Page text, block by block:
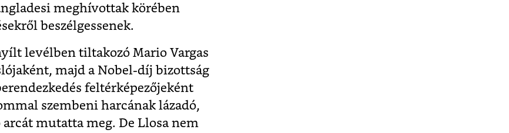
meghívottak körében
beszélgessenek.
levélben tiltakozó Mario Vargas
majd a Nobel-díj bizottság
feltérképezőjeként
szembeni harcának lázadó,
mutatta meg. De Llosa nem